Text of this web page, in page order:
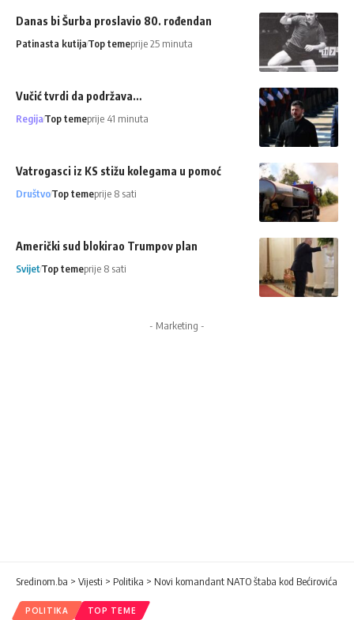
Danas bi Šurba proslavio 80. rođendan
Patinasta kutijaTop temeprije 25 minuta
Vučić tvrdi da podržava…
RegijaTop temeprije 41 minuta
Vatrogasci iz KS stižu kolegama u pomoć
DruštvoTop temeprije 8 sati
Američki sud blokirao Trumpov plan
SvijetTop temeprije 8 sati
- Marketing -
Sredinom.ba > Vijesti > Politika > Novi komandant NATO štaba kod Bećirovića
POLITIKA TOP TEME